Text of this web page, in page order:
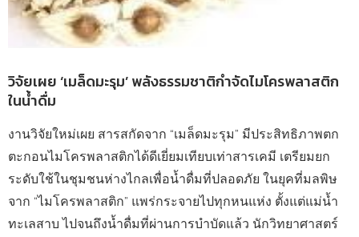
วิจัยเผย ‘เมล็ดมะรุม’ พลังธรรมชาติกำจัดไมโครพลาสติก
ในน้ำดื่ม
งานวิจัยใหม่เผย สารสกัดจาก “เมล็ดมะรุม” มีประสิทธิภาพตก
ตะกอนไมโครพลาสติกได้ดีเยี่ยมเทียบเท่าสารเคมี เตรียมยก
ระดับใช้ในชุมชนห่างไกลเพื่อน้ำดื่มที่ปลอดภัย ในยุคที่มลพิษ
จาก “ไมโครพลาสติก” แพร่กระจายไปทุกหนแห่ง ตั้งแต่แม่น้ำ
ทะเลสาบ ไปจนถึงน้ำดื่มที่ผ่านการบำบัดแล้ว นักวิทยาศาสตร์